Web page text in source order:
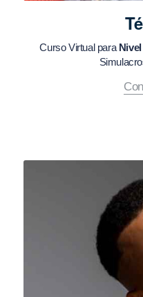
Curso Virtual paraNivel